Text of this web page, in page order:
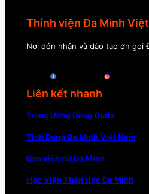
Thỉnh viện Đa Minh
Nơi đón nhận và đào tạo ơn gọi
Liên kết nhanh
Trung Ương Dòng Curia
Tỉnh Dòng Đa Minh Việt Nam
Đan viện nữ Đa Minh
Học Viện Thần Học Đa Minh